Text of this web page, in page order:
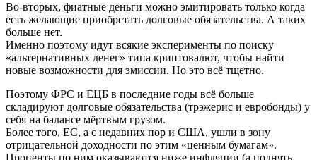
Во-вторых, фиатные деньги можно эмитировать только когда
есть желающие приобретать долговые обязательства. А таких
больше нет.
Именно поэтому идут всякие эксперименты по поиску
«альтернативных денег» типа криптовалют, чтобы найти
новые возможности для эмиссии. Но это всё тщетно.
Поэтому ФРС и ЕЦБ в последние годы всё больше
складируют долговые обязательства (трэжерис и евробонды) у
себя на балансе мёртвым грузом.
Более того, ЕС, а с недавних пор и США, ушли в зону
отрицательной доходности по этим «ценным бумагам».